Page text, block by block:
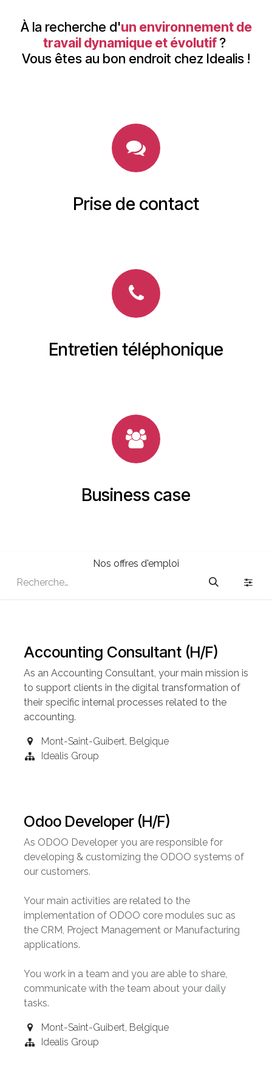
À la recherche d'un environnement de
travail dynamique et évolutif?
Vous êtes au bon endroit chez Idealis !
Prise de contact
Entretien téléphonique
Business case
Nos offres d'emploi
Accounting Consultant (H/F)
As an Accounting Consultant, your main mission is
to support clients in the digital transformation of
their specific internal processes related to the
accounting.
Mont-Saint-Guibert, Belgique
Idealis Group
Odoo Developer (H/F)
As ODOO Developer you are responsible for
developing & customizing the ODOO systems of
our customers.
Your main activities are related to the
implementation of ODOO core modules suc as
the CRM, Project Management or Manufacturing
applications.
You work in a team and you are able to share,
communicate with the team about your daily
tasks.
Mont-Saint-Guibert, Belgique
Idealis Group